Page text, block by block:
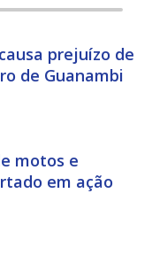
prejuízo de
de Guanambi
motos e
em ação